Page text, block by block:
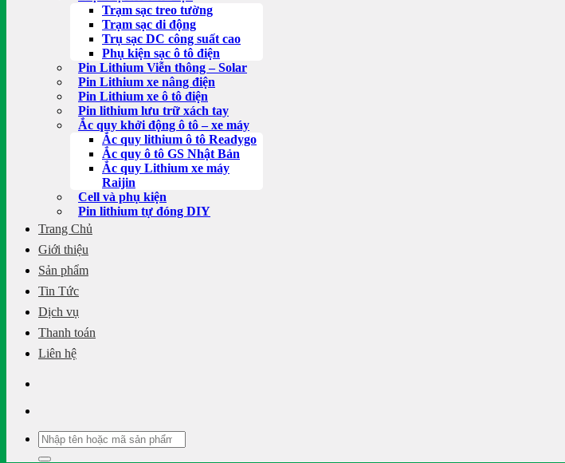
Trạm sạc treo tường
Trạm sạc di động
Trụ sạc DC công suất cao
Phụ kiện sạc ô tô điện
Pin Lithium Viễn thông – Solar
Pin Lithium xe nâng điện
Pin Lithium xe ô tô điện
Pin lithium lưu trữ xách tay
Ắc quy khởi động ô tô – xe máy
Ắc quy lithium ô tô Readygo
Ắc quy ô tô GS Nhật Bản
Ắc quy Lithium xe máy
Raijin
Cell và phụ kiện
Pin lithium tự đóng DIY
Trang Chủ
Giới thiệu
Sản phẩm
Tin Tức
Dịch vụ
Thanh toán
Liên hệ
Tìm
kiếm: